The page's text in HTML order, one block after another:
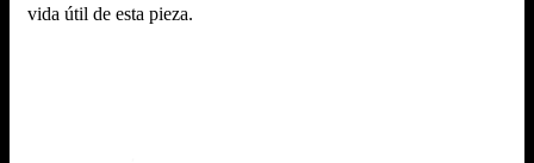
vida útil de esta pieza.